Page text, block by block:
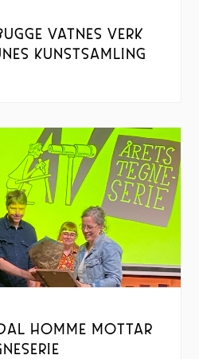
VATNES VERK
KUNSTSAMLING
HOMME MOTTAR